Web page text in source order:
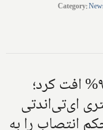
Category:
فروش ماهانه املاک کانادا ۹.۴% افت کرد؛
مشتری ای‌تی‌اندتی
انتصاب را به